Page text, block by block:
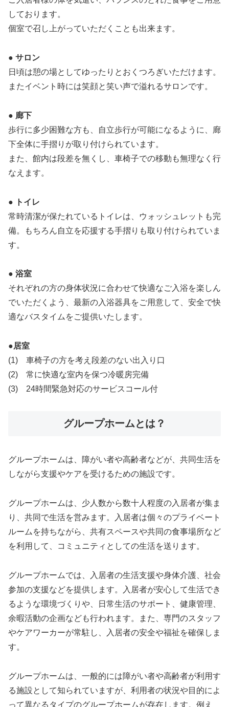
しております。
個室で召し上がっていただくことも出来ます。
● サロン
日頃は憩の場としてゆったりとおくつろぎいただけます。
またイベント時には笑顔と笑い声で溢れるサロンです。
● 廊下
歩行に多少困難な方も、自立歩行が可能になるように、廊
下全体に手摺りが取り付けられています。
また、館内は段差を無くし、車椅子での移動も無理なく行
なえます。
● トイレ
常時清潔が保たれているトイレは、ウォッシュレットも完
備。もちろん自立を応援する手摺りも取り付けられていま
す。
● 浴室
それぞれの方の身体状況に合わせて快適なご入浴を楽しん
でいただくよう、最新の入浴器具をご用意して、安全で快
適なバスタイムをご提供いたします。
●居室
(1) 車椅子の方を考え段差のない出入り口
(2) 常に快適な室内を保つ冷暖房完備
(3) 24時間緊急対応のサービスコール付
グループホームとは？
グループホームは、障がい者や高齢者などが、共同生活を
しながら支援やケアを受けるための施設です。
グループホームは、少人数から数十人程度の入居者が集ま
り、共同で生活を営みます。入居者は個々のプライベート
ルームを持ちながら、共有スペースや共同の食事場所など
を利用して、コミュニティとしての生活を送ります。
グループホームでは、入居者の生活支援や身体介護、社会
参加の支援などを提供します。入居者が安心して生活でき
るような環境づくりや、日常生活のサポート、健康管理、
余暇活動の企画なども行われます。また、専門のスタッフ
やケアワーカーが常駐し、入居者の安全や福祉を確保しま
す。
グループホームは、一般的には障がい者や高齢者が利用す
る施設として知られていますが、利用者の状況や目的によ
って異なるタイプのグループホームが存在します。例え